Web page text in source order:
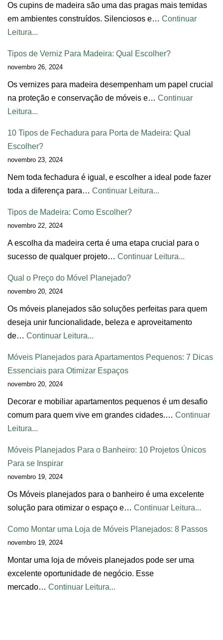
Os cupins de madeira são uma das pragas mais temidas
em ambientes construídos. Silenciosos e… Continuar
Leitura...
Tipos de Verniz Para Madeira: Qual Escolher?
novembro 26, 2024
Os vernizes para madeira desempenham um papel crucial
na proteção e conservação de móveis e… Continuar
Leitura...
10 Tipos de Fechadura para Porta de Madeira: Qual
Escolher?
novembro 23, 2024
Nem toda fechadura é igual, e escolher a ideal pode fazer
toda a diferença para… Continuar Leitura...
Tipos de Madeira: Como Escolher?
novembro 22, 2024
A escolha da madeira certa é uma etapa crucial para o
sucesso de qualquer projeto… Continuar Leitura...
Qual o Preço do Móvel Planejado?
novembro 20, 2024
Os móveis planejados são soluções perfeitas para quem
deseja unir funcionalidade, beleza e aproveitamento
de… Continuar Leitura...
Móveis Planejados para Apartamentos Pequenos: 7 Dicas
Essenciais para Otimizar Espaços
novembro 20, 2024
Decorar e mobiliar apartamentos pequenos é um desafio
comum para quem vive em grandes cidades.… Continuar
Leitura...
Móveis Planejados Para o Banheiro: 10 Projetos Únicos
Para se Inspirar
novembro 19, 2024
Os Móveis planejados para o banheiro é uma excelente
solução para otimizar o espaço e… Continuar Leitura...
Como Montar uma Loja de Móveis Planejados: 8 Passos
novembro 19, 2024
Montar uma loja de móveis planejados pode ser uma
excelente oportunidade de negócio. Esse
mercado… Continuar Leitura...